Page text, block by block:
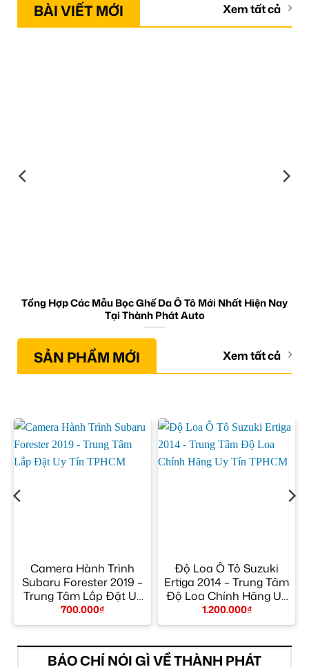
BÀI VIẾT MỚI Xem tất cả
Tổng Hợp Các Mẫu Bọc Ghế Da Ô Tô Mới Nhất Hiện Nay
Tại Thành Phát Auto
SẢN PHẨM MỚI Xem tất cả
Camera Hành Trình
Subaru Forester 2019 –
Trung Tâm Lắp Đặt Uy
Tín TPHCM
700.000₫
Độ Loa Ô Tô Suzuki
Ertiga 2014 – Trung Tâm
Độ Loa Chính Hãng Uy
Tín TPHCM
1.200.000₫
BÁO CHÍ NÓI GÌ VỀ THÀNH PHÁT